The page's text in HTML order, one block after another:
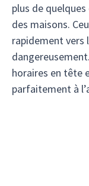
plus de
des maisons.
rapidement vers
horaires en tête
parfaitement à